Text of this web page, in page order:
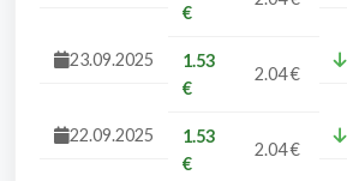
€
23.09.2025
1.53
€
2.04 €
22.09.2025
1.53
€
2.04 €